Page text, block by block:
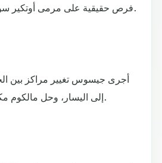
فرص حقيقية على مرمى أوتكير سوبوف حارس نافباخور.
أجرى جيسوس تغيير مراكز بين
إلى اليسار، وحل مالكوم مكانه على الجهة اليمنى.